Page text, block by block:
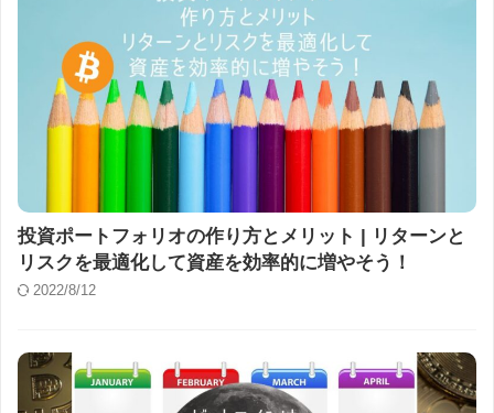
投資ポートフォリオの作り方とメリット | リターンと
リスクを最適化して資産を効率的に増やそう！
2022/8/12